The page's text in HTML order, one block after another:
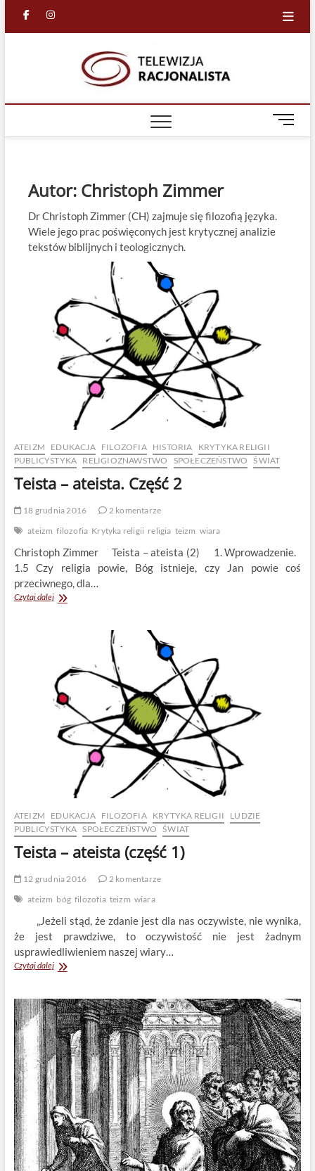
facebook
in
M
e
Autor: Christoph Zimmer
Dr Christoph Zimmer (CH) zajmuje się filozofią języka.
Wiele jego prac poświęconych jest krytycznej analizie
tekstów biblijnych i teologicznych.
ATEIZM EDUKACJA FILOZOFIA HISTORIA
KRYTYKA RELIGII
PUBLICYSTYKA RELIGIOZNAWSTWO SPOŁECZEŃSTWO ŚWIAT
Teista – ateista. Część 2
18 grudnia 2016
2 komentarze
ateizm filozofia Krytyka religii religia teizm wiara
Christoph Zimmer Teista – ateista (2) 1. Wprowadzenie.
1.5 Czy religia powie, Bóg istnieje, czy Jan powie coś
przeciwnego, dla…
Czytaj dalejTeista
ATEIZM EDUKACJA FILOZOFIA KRYTYKA RELIGII
LUDZIE
PUBLICYSTYKA SPOŁECZEŃSTWO ŚWIAT
Teista – ateista (część 1)
12 grudnia 2016
2 komentarze
ateizm bóg filozofia teizm wiara
„Jeżeli stąd, że zdanie jest dla nas oczywiste, nie wynika,
że jest prawdziwe, to oczywistość nie jest żadnym
usprawiedliwieniem naszej wiary…
Czytaj dalejTeista
(część
1)